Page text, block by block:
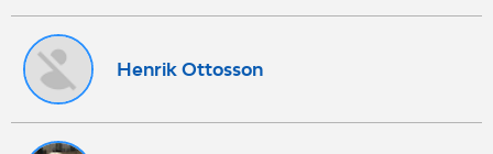
Henrik Ottosson